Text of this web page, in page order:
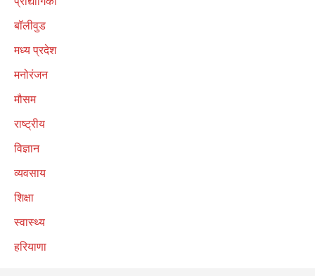
बॉलीवुड
मध्य प्रदेश
मनोरंजन
मौसम
राष्ट्रीय
विज्ञान
व्यवसाय
शिक्षा
स्वास्थ्य
हरियाणा